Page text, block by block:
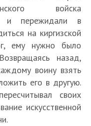
войска
и пережидали в
на киргизской
ему нужно было
назад,
воину взять
его в другую.
своих
искусственной